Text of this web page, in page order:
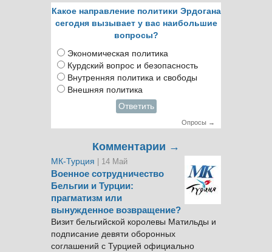
Какое направление политики Эрдогана
сегодня вызывает у вас наибольшие
вопросы?
Экономическая политика
Курдский вопрос и безопасность
Внутренняя политика и свободы
Внешняя политика
Ответить
Опросы →
Комментарии →
МК-Турция | 14 Май
Военное сотрудничество
Бельгии и Турции:
прагматизм или
вынужденное возвращение?
Визит бельгийской королевы Матильды и
подписание девяти оборонных
соглашений с Турцией официально